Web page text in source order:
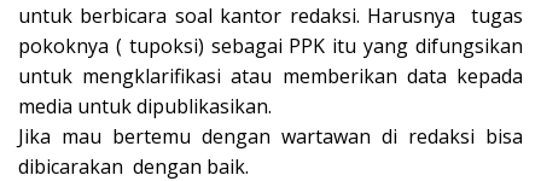
untuk berbicara soal kantor redaksi. Harusnya tugas
pokoknya ( tupoksi) sebagai PPK itu yang difungsikan
untuk mengklarifikasi atau memberikan data kepada
media untuk dipublikasikan.
Jika mau bertemu dengan wartawan di redaksi bisa
dibicarakan dengan baik.